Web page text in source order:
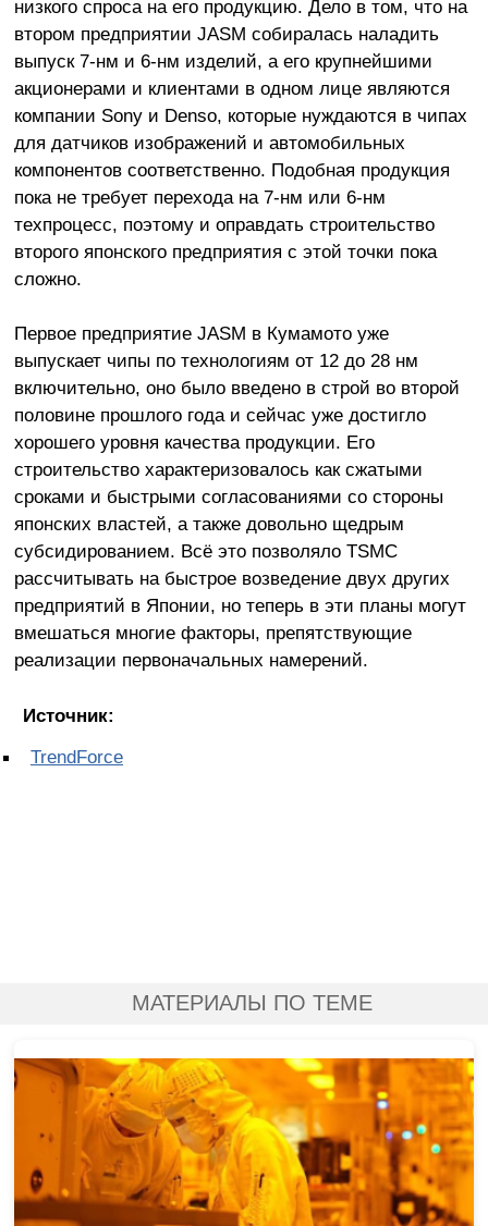
низкого спроса на его продукцию. Дело в том, что на
втором предприятии JASM собиралась наладить
выпуск 7-нм и 6-нм изделий, а его крупнейшими
акционерами и клиентами в одном лице являются
компании Sony и Denso, которые нуждаются в чипах
для датчиков изображений и автомобильных
компонентов соответственно. Подобная продукция
пока не требует перехода на 7-нм или 6-нм
техпроцесс, поэтому и оправдать строительство
второго японского предприятия с этой точки пока
сложно.
Первое предприятие JASM в Кумамото уже
выпускает чипы по технологиям от 12 до 28 нм
включительно, оно было введено в строй во второй
половине прошлого года и сейчас уже достигло
хорошего уровня качества продукции. Его
строительство характеризовалось как сжатыми
сроками и быстрыми согласованиями со стороны
японских властей, а также довольно щедрым
субсидированием. Всё это позволяло TSMC
рассчитывать на быстрое возведение двух других
предприятий в Японии, но теперь в эти планы могут
вмешаться многие факторы, препятствующие
реализации первоначальных намерений.
Источник:
TrendForce
МАТЕРИАЛЫ ПО ТЕМЕ